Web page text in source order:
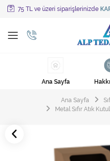
75 TL ve üzeri siparişlerinizde
Tüm
Ayakkabı Cila Makineleri
Cila Makineleri
Ana Sayfa
Ana Sayfa
Metal Sıfır Atık